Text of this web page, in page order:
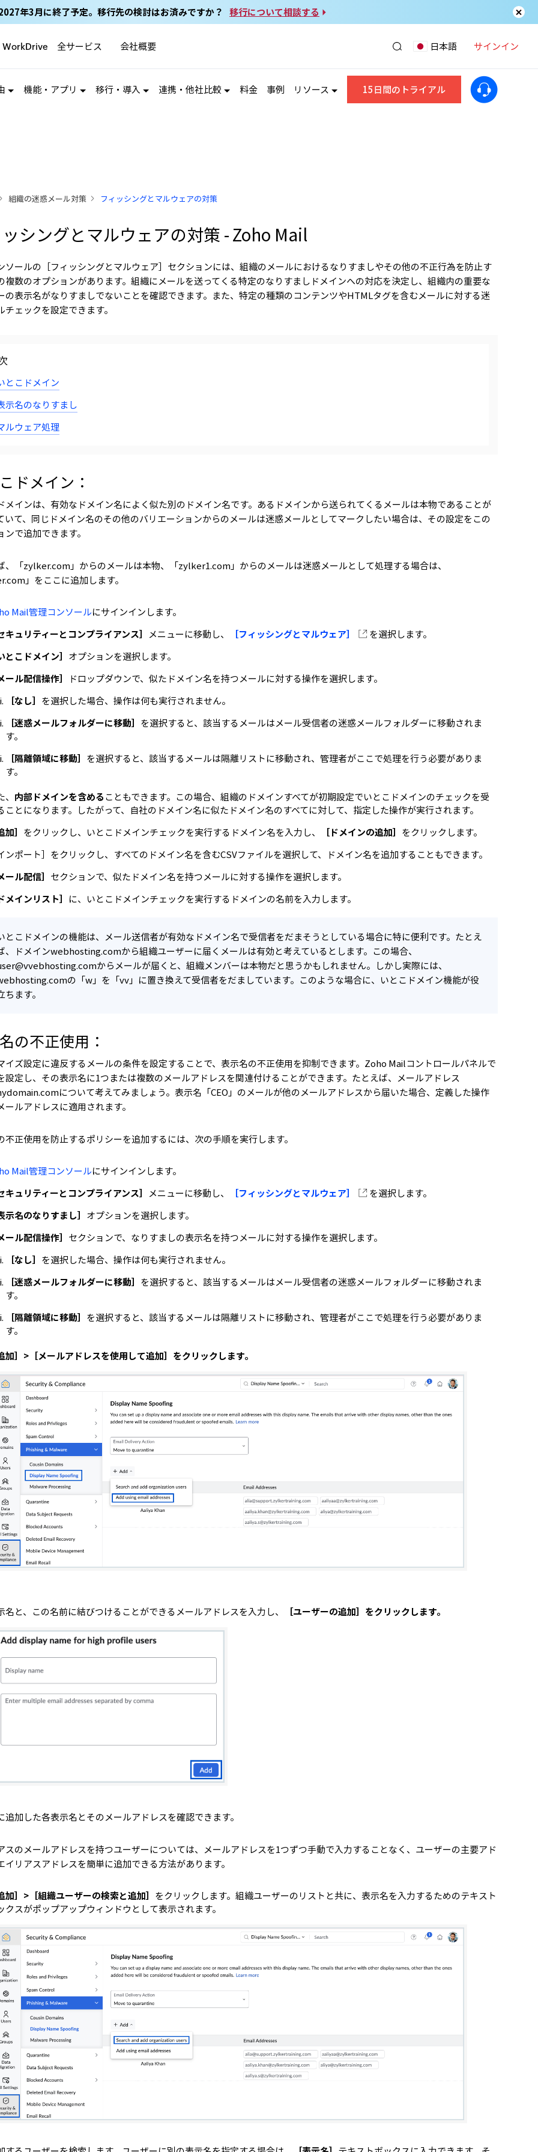
年3月に終了予定。移行先の検討はお済みですか？ 移行について相談する
WorkDrive 全サービス 会社概要 日本語 サインイン
機能・アプリ 移行・導入 連携・他社比較 料金 事例 リソース 15日間のトライアル
組織の迷惑メール対策 フィッシングとマルウェアの対策
シングとマルウェアの対策 - Zoho Mail
ソールの［フィッシングとマルウェア］セクションには、組織のメールにおけるなりすましやその他の不正行為を防止す
複数のオプションがあります。組織にメールを送ってくる特定のなりすましドメインへの対応を決定し、組織内の重要な
の表示名がなりすましでないことを確認できます。また、特定の種類のコンテンツやHTMLタグを含むメールに対する迷
チェックを設定できます。
とこドメイン
示名のなりすまし
ルウェア処理
ドメイン：
メインは、有効なドメイン名によく似た別のドメイン名です。あるドメインから送られてくるメールは本物であることが
いて、同じドメイン名のその他のバリエーションからのメールは迷惑メールとしてマークしたい場合は、その設定をこの
ンで追加できます。
、「zylker.com」からのメールは本物、「zylker1.com」からのメールは迷惑メールとして処理する場合は、
」をここに追加します。
Mail管理コンソールにサインインします。
キュリティーとコンプライアンス］ メニューに移動し、 ［フィッシングとマルウェア］
を選択します。
とこドメイン］ オプションを選択します。
ール配信操作］
ドロップダウンで、似たドメイン名を持つメールに対する操作を選択します。
［なし］ を選択した場合、操作は何も実行されません。
［迷惑メールフォルダーに移動］ を選択すると、該当するメールはメール受信者の迷惑メールフォルダーに移動されま
す。
［隔離領域に移動］ を選択すると、該当するメールは隔離リストに移動され、管理者がここで処理を行う必要がありま
す。
内部ドメインを含めることもできます。この場合、組織のドメインすべてが初期設定でいとこドメインのチェックを受
ことになります。したがって、自社のドメイン名に似たドメイン名のすべてに対して、指定した操作が実行されます。
］ をクリックし、いとこドメインチェックを実行するドメイン名を入力し、 ［ドメインの追加］ をクリックします。
ンポート］ をクリックし、すべてのドメイン名を含むCSVファイルを選択して、ドメイン名を追加することもできます。
ール配信］ セクションで、似たドメイン名を持つメールに対する操作を選択します。
メインリスト］ に、いとこドメインチェックを実行するドメインの名前を入力します。
とこドメインの機能は、メール送信者が有効なドメイン名で受信者をだまそうとしている場合に特に便利です。たとえ
、ドメインwebhosting.comから組織ユーザーに届くメールは有効と考えているとします。この場合、
からメールが届くと、組織メンバーは本物だと思うかもしれません。しかし実際には、
の「w」を「vv」に置き換えて受信者をだましています。このような場合に、いとこドメイン機能が役
ちます。
の不正使用：
イズ設定に違反するメールの条件を設定することで、表示名の不正使用を抑制できます。Zoho Mailコントロールパネルで
設定し、その表示名に1つまたは複数のメールアドレスを関連付けることができます。たとえば、メールアドレス
について考えてみましょう。表示名「CEO」のメールが他のメールアドレスから届いた場合、定義した操作
ールアドレスに適用されます。
不正使用を防止するポリシーを追加するには、次の手順を実行します。
Mail管理コンソールにサインインします。
キュリティーとコンプライアンス］ メニューに移動し、 ［フィッシングとマルウェア］
を選択します。
示名のなりすまし］ オプションを選択します。
ール配信操作］ セクションで、なりすましの表示名を持つメールに対する操作を選択します。
［なし］ を選択した場合、操作は何も実行されません。
［迷惑メールフォルダーに移動］ を選択すると、該当するメールはメール受信者の迷惑メールフォルダーに移動されま
す。
［隔離領域に移動］ を選択すると、該当するメールは隔離リストに移動され、管理者がここで処理を行う必要がありま
す。
加］>［メールアドレスを使用して追加］をクリックします。
名と、この名前に結びつけることができるメールアドレスを入力し、 ［ユーザーの追加］をクリックします。
追加した各表示名とそのメールアドレスを確認できます。
スのメールアドレスを持つユーザーについては、メールアドレスを1つずつ手動で入力することなく、ユーザーの主要アド
イリアスアドレスを簡単に追加できる方法があります。
加］>［組織ユーザーの検索と追加］ をクリックします。組織ユーザーのリストと共に、表示名を入力するためのテキスト
クスがポップアップウィンドウとして表示されます。